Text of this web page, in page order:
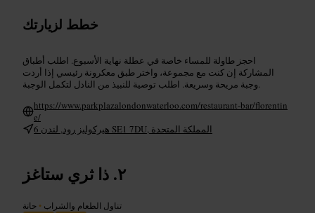
خطط لزيارتك
احجز طاولة للمساء خاصة في عطلة نهاية الأسبوع. اطلب أطباق
المشاركة إن كنت مع مجموعة، واختر طبق معكرونة رئيسي إذا أردت
وجبة مريحة وسريعة. اطلب توصية للنبيذ من النادل لتكمل الوجبة.
https://www.parkplazalondonwaterloo.com/restaurant-bar/florentin
e/
6 هيركوليز رود, لندن SE1 7DU, المملكة المتحدة
ذا ثري ستاغز
تناول الطعام والشراب • حانة